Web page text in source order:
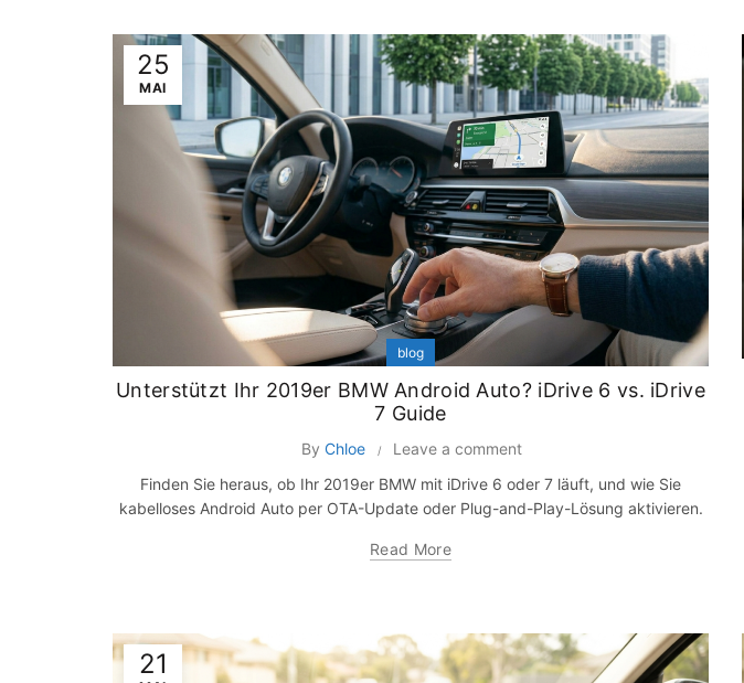
25
MAI
blog
Unterstützt Ihr 2019er BMW Android Auto? iDrive 6 vs. iDrive
7 Guide
By Chloe
Leave a comment
Finden Sie heraus, ob Ihr 2019er BMW mit iDrive 6 oder 7 läuft, und wie Sie
kabelloses Android Auto per OTA-Update oder Plug-and-Play-Lösung aktivieren.
Read More
21